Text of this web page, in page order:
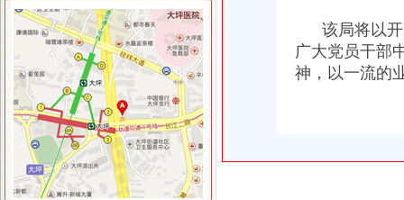
工商动态
全市代理注销分公司区县局信用信息化岗位大练抽考和竞赛正式开考
北碚局代理注销分公司缙云工商所五项措施推进工商所12315分类监管平台应用
永川区出台实施品牌战略措施
垫江局重庆分公司注销采取一次告知措施提高年检效率
高新区局围绕“三项重点工作、两项突破工作”代办注销分公司谋划2007年工作
该局将以开
广大党员干部
神，以一流的